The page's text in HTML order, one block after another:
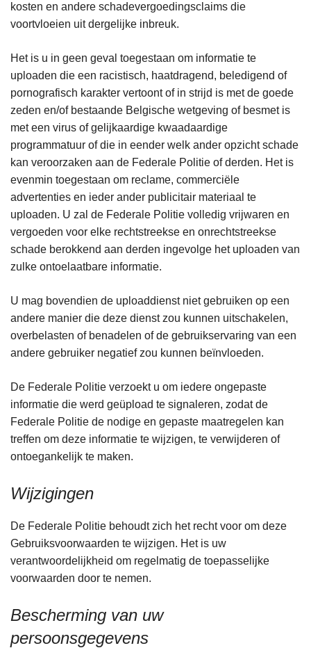
kosten en andere schadevergoedingsclaims die
voortvloeien uit dergelijke inbreuk.
Het is u in geen geval toegestaan om informatie te
uploaden die een racistisch, haatdragend, beledigend of
pornografisch karakter vertoont of in strijd is met de goede
zeden en/of bestaande Belgische wetgeving of besmet is
met een virus of gelijkaardige kwaadaardige
programmatuur of die in eender welk ander opzicht schade
kan veroorzaken aan de Federale Politie of derden. Het is
evenmin toegestaan om reclame, commerciële
advertenties en ieder ander publicitair materiaal te
uploaden. U zal de Federale Politie volledig vrijwaren en
vergoeden voor elke rechtstreekse en onrechtstreekse
schade berokkend aan derden ingevolge het uploaden van
zulke ontoelaatbare informatie.
U mag bovendien de uploaddienst niet gebruiken op een
andere manier die deze dienst zou kunnen uitschakelen,
overbelasten of benadelen of de gebruikservaring van een
andere gebruiker negatief zou kunnen beïnvloeden.
De Federale Politie verzoekt u om iedere ongepaste
informatie die werd geüpload te signaleren, zodat de
Federale Politie de nodige en gepaste maatregelen kan
treffen om deze informatie te wijzigen, te verwijderen of
ontoegankelijk te maken.
Wijzigingen
De Federale Politie behoudt zich het recht voor om deze
Gebruiksvoorwaarden te wijzigen. Het is uw
verantwoordelijkheid om regelmatig de toepasselijke
voorwaarden door te nemen.
Bescherming van uw
persoonsgegevens